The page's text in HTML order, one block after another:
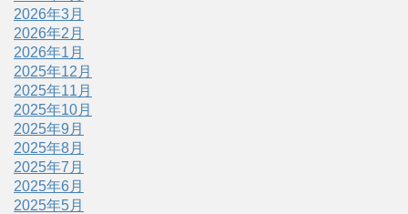
2026年3月
2026年2月
2026年1月
2025年12月
2025年11月
2025年10月
2025年9月
2025年8月
2025年7月
2025年6月
2025年5月